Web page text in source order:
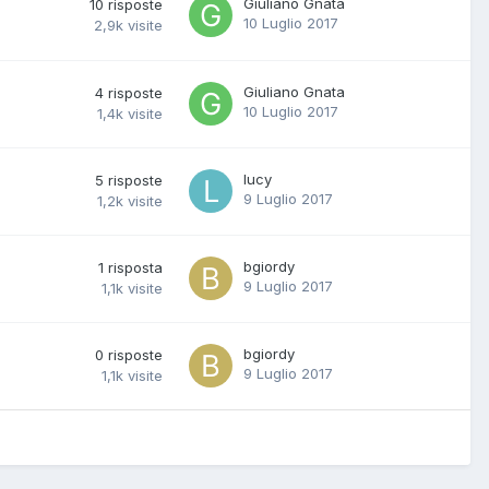
10 risposte
2,9k visite
10 Luglio 2017
4 risposte
1,4k visite
Giuliano Gnata
10 Luglio 2017
5 risposte
1,2k visite
lucy
9 Luglio 2017
1 risposta
1,1k visite
bgiordy
9 Luglio 2017
0 risposte
1,1k visite
bgiordy
9 Luglio 2017